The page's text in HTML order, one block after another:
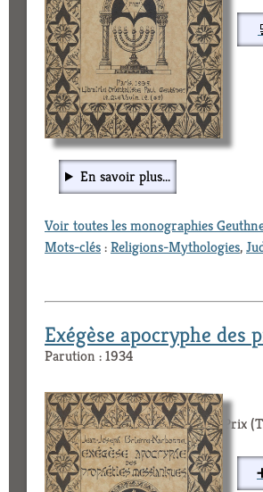
En savoir plus...
Voir toutes les monographies
Mots-clés:Religions-Mythologies,
Exégèse apocryphe
Parution : 1934
Prix